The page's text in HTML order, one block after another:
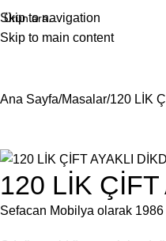
Skip to navigation
Skip to main content
Ana Sayfa Masalar 120 LİK
120 LİK
Sefacan Mobilya olarak 1986